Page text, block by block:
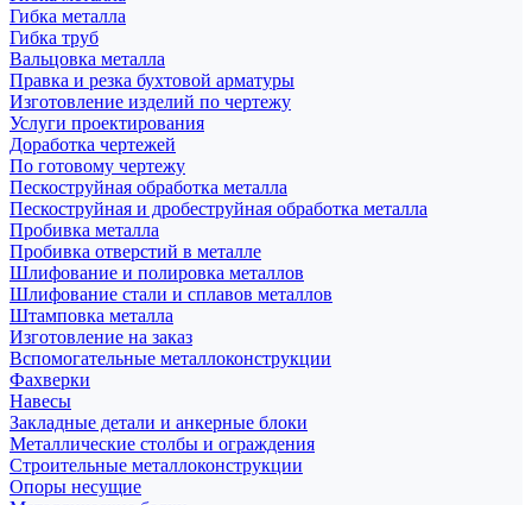
Гибка металла
Гибка труб
Вальцовка металла
Правка и резка бухтовой арматуры
Изготовление изделий по чертежу
Услуги проектирования
Доработка чертежей
По готовому чертежу
Пескоструйная обработка металла
Пескоструйная и дробеструйная обработка металла
Пробивка металла
Пробивка отверстий в металле
Шлифование и полировка металлов
Шлифование стали и сплавов металлов
Штамповка металла
Изготовление на заказ
Вспомогательные металлоконструкции
Фахверки
Навесы
Закладные детали и анкерные блоки
Металлические столбы и ограждения
Строительные металлоконструкции
Опоры несущие